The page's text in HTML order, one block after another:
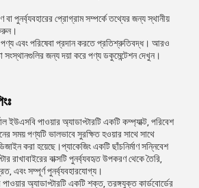
পুনর্ব্যবহারের প্রোগ্রাম সম্পর্কে তথ্যের জন্য স্থানীয়
এবং পরিষেবা প্রদান করতে প্রতিশ্রুতিবদ্ধ। আরও
সংস্থানগুলির জন্য দয়া করে পণ্য ডকুমেন্টেশন দেখুন।
ইউএসবি পাওয়ার অ্যাডাপ্টারটি একটি কম্প্যাক্ট, পরিবেশ
সময় পণ্যটি ভালভাবে সুরক্ষিত হওয়ার সাথে সাথে
করা হয়েছে।প্যাকেজিং একটি ছাঁচনির্মাণ সন্নিবেশ
রাখাবাইরের বাক্সটি পুনর্ব্যবহৃত উপকরণ থেকে তৈরি,
এবং সম্পূর্ণ পুনর্ব্যবহারযোগ্য।
অ্যাডাপ্টারটি একটি শক্ত, তরঙ্গযুক্ত কার্ডবোর্ডের